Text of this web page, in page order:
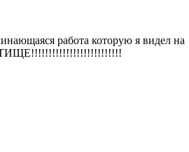
работа которую я видел на